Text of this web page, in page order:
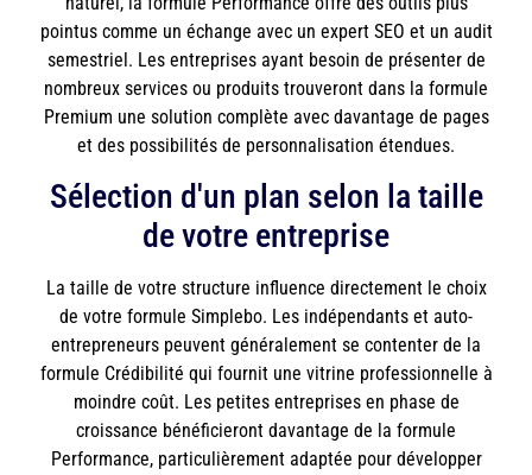
pointus comme un échange avec un expert SEO et un audit
semestriel. Les entreprises ayant besoin de présenter de
nombreux services ou produits trouveront dans la formule
Premium une solution complète avec davantage de pages
et des possibilités de personnalisation étendues.
Sélection d'un plan selon la taille
de votre entreprise
La taille de votre structure influence directement le choix
de votre formule Simplebo. Les indépendants et auto-
entrepreneurs peuvent généralement se contenter de la
formule Crédibilité qui fournit une vitrine professionnelle à
moindre coût. Les petites entreprises en phase de
croissance bénéficieront davantage de la formule
Performance, particulièrement adaptée pour développer